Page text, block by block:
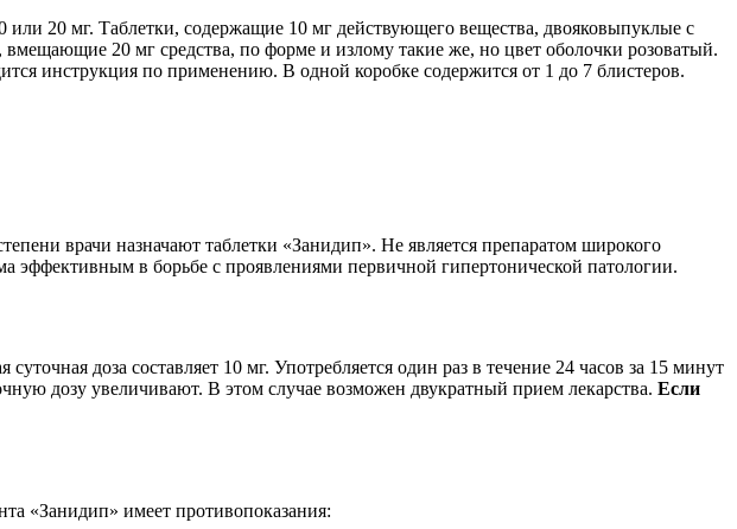
20 мг. Таблетки, содержащие 10 мг действующего вещества, двояковыпуклые с
20 мг средства, по форме и излому такие же, но цвет оболочки розоватый.
инструкция по применению. В одной коробке содержится от 1 до 7 блистеров.
врачи назначают таблетки «Занидип». Не является препаратом широкого
эффективным в борьбе с проявлениями первичной гипертонической патологии.
доза составляет 10 мг. Употребляется один раз в течение 24 часов за 15 минут
дозу увеличивают. В этом случае возможен двукратный прием лекарства. Если
«Занидип» имеет противопоказания: